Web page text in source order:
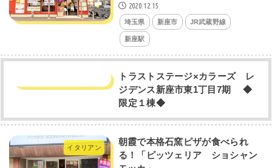
2020.12.15
埼玉県 新座市 JR武蔵野線
新座駅
トラストステージ×カラーズ レ
ジデンス新座市東1丁目7期 ◆
限定１棟◆
イタリアン
朝霞で本格石窯ピザが食べられ
る！「ピッツェリア ショシャン